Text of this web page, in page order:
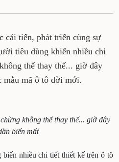
cải tiến, phát triển cùng sự
tiêu dùng khiến nhiều chi
thể thay thế... giờ đây
mẫu mã ô tô đời mới.
không thể thay thế... giờ đây
biến mất
nhiều chi tiết thiết kế trên ô tô